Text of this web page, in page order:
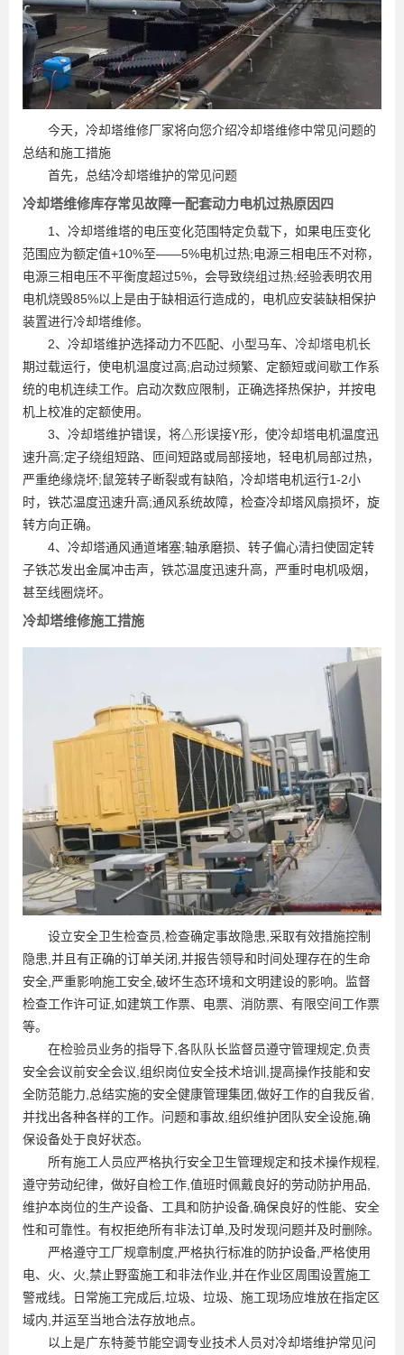
今天，冷却塔维修厂家将向您介绍冷却塔维修中常见问题的
总结和施工措施
首先，总结冷却塔维护的常见问题
冷却塔维修库存常见故障一配套动力电机过热原因四
1、冷却塔维塔的电压变化范围特定负载下，如果电压变化
范围应为额定值+10%至——5%电机过热;电源三相电压不对称，
电源三相电压不平衡度超过5%，会导致绕组过热;经验表明农用
电机烧毁85%以上是由于缺相运行造成的，电机应安装缺相保护
装置进行冷却塔维修。
2、冷却塔维护选择动力不匹配、小型马车、 冷却塔电机长
期过载运行，使电机温度过高;启动过频繁、定额短或间歇工作系
统的电机连续工作。启动次数应限制，正确选择热保护，并按电
机上校准的定额使用。
3、冷却塔维护错误，将△形误接Y形，使冷却塔电机温度迅
速升高;定子绕组短路、匝间短路或局部接地，轻电机局部过热，
严重绝缘烧坏;鼠笼转子断裂或有缺陷，冷却塔电机运行1-2小
时，铁芯温度迅速升高;通风系统故障，检查冷却塔风扇损坏，旋
转方向正确。
4、冷却塔通风通道堵塞;轴承磨损、转子偏心清扫使固定转
子铁芯发出金属冲击声，铁芯温度迅速升高，严重时电机吸烟，
甚至线圈烧坏。
冷却塔维修施工措施
设立安全卫生检查员,检查确定事故隐患,采取有效措施控制
隐患,并且有正确的订单关闭,并报告领导和时间处理存在的生命
安全,严重影响施工安全,破坏生态环境和文明建设的影响。监督
检查工作许可证,如建筑工作票、电票、消防票、有限空间工作票
等。
在检验员业务的指导下,各队队长监督员遵守管理规定,负责
安全会议前安全会议,组织岗位安全技术培训,提高操作技能和安
全防范能力,总结实施的安全健康管理集团,做好工作的自我反省,
并找出各种各样的工作。问题和事故,组织维护团队安全设施,确
保设备处于良好状态。
所有施工人员应严格执行安全卫生管理规定和技术操作规程,
遵守劳动纪律，做好自检工作,值班时佩戴良好的劳动防护用品,
维护本岗位的生产设备、工具和防护设备,确保良好的性能、安全
性和可靠性。有权拒绝所有非法订单,及时发现问题并及时删除。
严格遵守工厂规章制度,严格执行标准的防护设备,严格使用
电、火、火,禁止野蛮施工和非法作业,并在作业区周围设置施工
警戒线。日常施工完成后,垃圾、垃圾、施工现场应堆放在指定区
域内,并运至当地合法存放地点。
以上是广东特菱节能空调专业技术人员对冷却塔维护常见问